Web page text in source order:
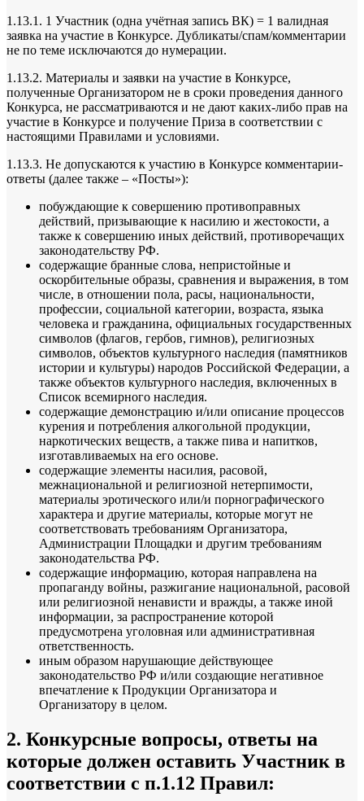
1.13.1. 1 Участник (одна учётная запись ВК) = 1 валидная
заявка на участие в Конкурсе. Дубликаты/спам/комментарии
не по теме исключаются до нумерации.
1.13.2. Материалы и заявки на участие в Конкурсе,
полученные Организатором не в сроки проведения данного
Конкурса, не рассматриваются и не дают каких-либо прав на
участие в Конкурсе и получение Приза в соответствии с
настоящими Правилами и условиями.
1.13.3. Не допускаются к участию в Конкурсе комментарии-
ответы (далее также – «Посты»):
побуждающие к совершению противоправных
действий, призывающие к насилию и жестокости, а
также к совершению иных действий, противоречащих
законодательству РФ.
содержащие бранные слова, непристойные и
оскорбительные образы, сравнения и выражения, в том
числе, в отношении пола, расы, национальности,
профессии, социальной категории, возраста, языка
человека и гражданина, официальных государственных
символов (флагов, гербов, гимнов), религиозных
символов, объектов культурного наследия (памятников
истории и культуры) народов Российской Федерации, а
также объектов культурного наследия, включенных в
Список всемирного наследия.
содержащие демонстрацию и/или описание процессов
курения и потребления алкогольной продукции,
наркотических веществ, а также пива и напитков,
изготавливаемых на его основе.
содержащие элементы насилия, расовой,
межнациональной и религиозной нетерпимости,
материалы эротического или/и порнографического
характера и другие материалы, которые могут не
соответствовать требованиям Организатора,
Администрации Площадки и другим требованиям
законодательства РФ.
содержащие информацию, которая направлена на
пропаганду войны, разжигание национальной, расовой
или религиозной ненависти и вражды, а также иной
информации, за распространение которой
предусмотрена уголовная или административная
ответственность.
иным образом нарушающие действующее
законодательство РФ и/или создающие негативное
впечатление к Продукции Организатора и
Организатору в целом.
2. Конкурсные вопросы, ответы на
которые должен оставить Участник в
соответствии с п.1.12 Правил: